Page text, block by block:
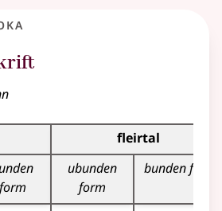
dette substantivetfleirtal
form
ubunden
form
bunden form